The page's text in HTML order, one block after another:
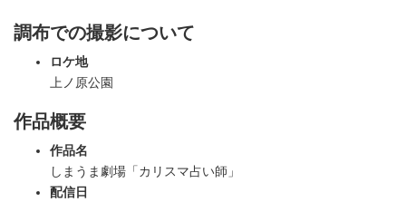
調布での撮影について
ロケ地
上ノ原公園
作品概要
作品名
しまうま劇場「カリスマ占い師」
配信日